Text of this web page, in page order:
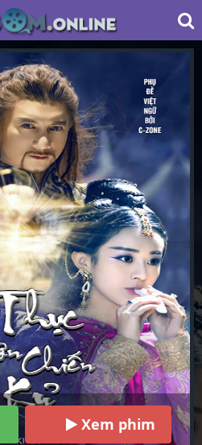
Xem phim